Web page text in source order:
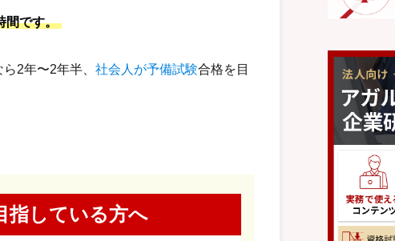
間です。
2年〜2年半、 社会人が予備試験合格を目
指している方へ